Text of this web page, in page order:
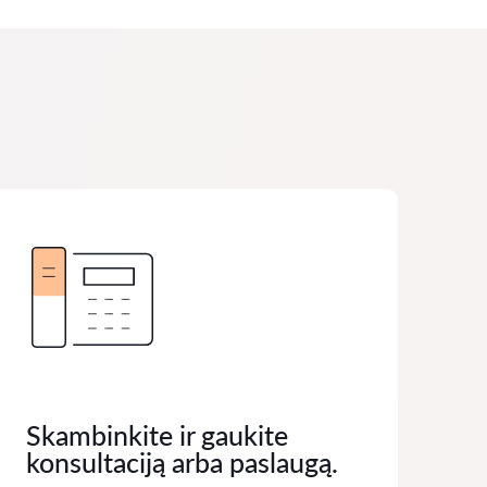
Skambinkite ir gaukite
konsultaciją arba paslaugą.